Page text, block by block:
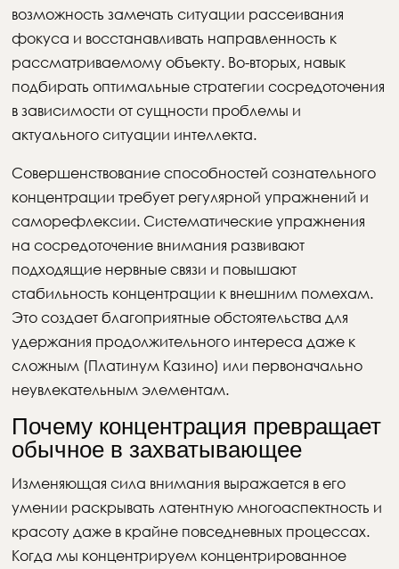
возможность замечать ситуации рассеивания
фокуса и восстанавливать направленность к
рассматриваемому объекту. Во-вторых, навык
подбирать оптимальные стратегии сосредоточения
в зависимости от сущности проблемы и
актуального ситуации интеллекта.
Совершенствование способностей сознательного
концентрации требует регулярной упражнений и
саморефлексии. Систематические упражнения
на сосредоточение внимания развивают
подходящие нервные связи и повышают
стабильность концентрации к внешним помехам.
Это создает благоприятные обстоятельства для
удержания продолжительного интереса даже к
сложным (Платинум Казино) или первоначально
неувлекательным элементам.
Почему концентрация превращает
обычное в захватывающее
Изменяющая сила внимания выражается в его
умении раскрывать латентную многоаспектность и
красоту даже в крайне повседневных процессах.
Когда мы концентрируем концентрированное